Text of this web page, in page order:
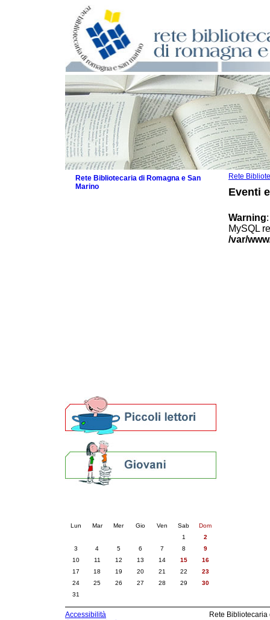
Rete
Eventi
Warning
MySQL
/var/
Rete Bibliotecaria di Romagna e San
Marino
Lun Mar Mer Gio Ven Sab
Dom
1
2
3
4 5 6 7 8
9
10
11 12 13 14 15
16
17
18 19 20 21 22
23
24
25 26 27 28 29
30
31
Accessibilità
Rete